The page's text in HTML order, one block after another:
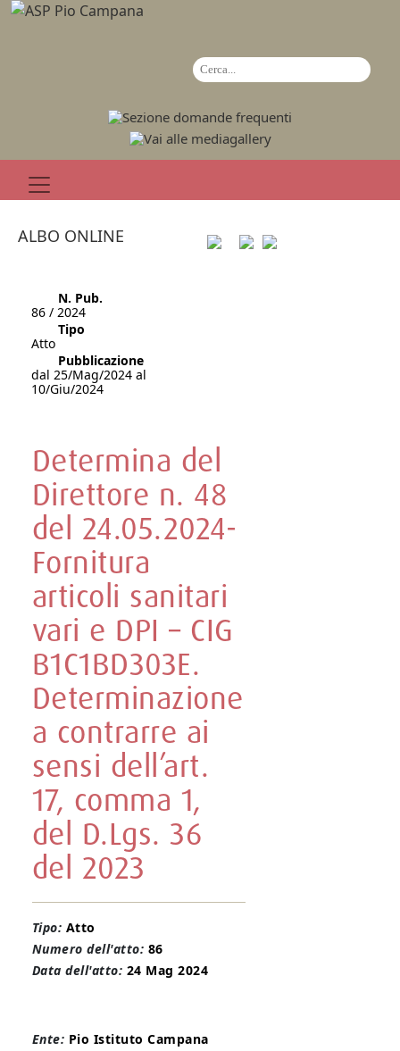
ALBO ONLINE
N. Pub.
86 / 2024
Tipo
Atto
Pubblicazione
dal 25/Mag/2024 al
10/Giu/2024
Determina del
Direttore n. 48
del 24.05.2024-
Fornitura
articoli sanitari
vari e DPI – CIG
B1C1BD303E.
Determinazione
a contrarre ai
sensi dell’art.
17, comma 1,
del D.Lgs. 36
del 2023
Tipo: Atto
Numero dell'atto: 86
Data dell'atto: 24 Mag 2024
Ente: Pio Istituto Campana